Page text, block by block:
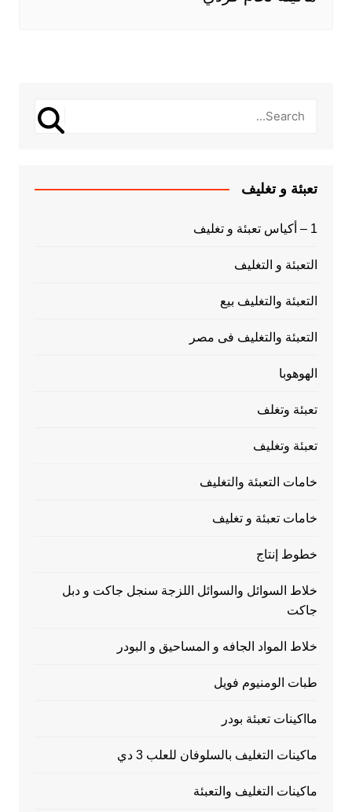
تعبئة و تغليف
1 – أكياس تعبئة و تغليف
التعبئة و التغليف
التعبئة والتغليف بيع
التعبئة والتغليف فى مصر
الهوهوبا
تعبئة وتغلف
تعبئة وتغليف
خامات التعبئة والتغليف
خامات تعبئة و تغليف
خطوط إنتاج
خلاط السوائل والسوائل اللزجة سنجل جاكت و دبل
جاكت
خلاط المواد الجافه و المساحيق و البودر
طبات الومنيوم فويل
مااكينات تعبئة بودر
ماكينات التغليف بالسلوفان للعلب 3 دي
ماكينات التغليف والتعبئة